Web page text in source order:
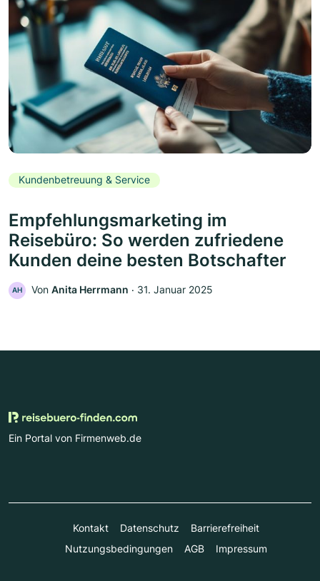
Kundenbetreuung & Service
Empfehlungsmarketing im
Reisebüro: So werden zufriedene
Kunden deine besten Botschafter
AH Von Anita Herrmann ‧ 31. Januar 2025
Ein Portal von Firmenweb.de
Kontakt Datenschutz
Barrierefreiheit
Nutzungsbedingungen
AGB Impressum